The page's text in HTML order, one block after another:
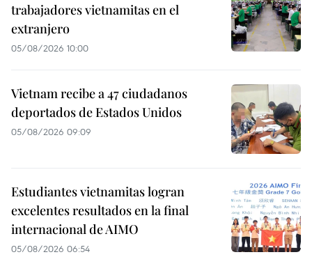
trabajadores vietnamitas en el
extranjero
05/08/2026 10:00
Vietnam recibe a 47 ciudadanos
deportados de Estados Unidos
05/08/2026 09:09
Estudiantes vietnamitas logran
excelentes resultados en la final
internacional de AIMO
05/08/2026 06:54